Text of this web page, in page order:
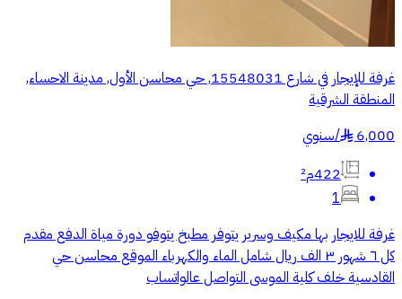
غرفة للإيجار في شارع 15548031, حي محاسن الأول, مدينة الاحساء,
المنطقة الشرقية
6,000
§
/سنوي
422م²
1
غرفة للايجار بها مكيف وسرير يتوفر مطبخ يتوفو دورة مياة الدفع مقدم
كل ٦ شهور ٣ الف ريال شامل الماء والكهرباء الموقع محاسن حي
القادسية خلف كلية الموسى التواصل عالواتساب